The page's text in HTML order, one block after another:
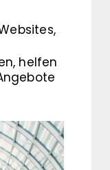
helfen